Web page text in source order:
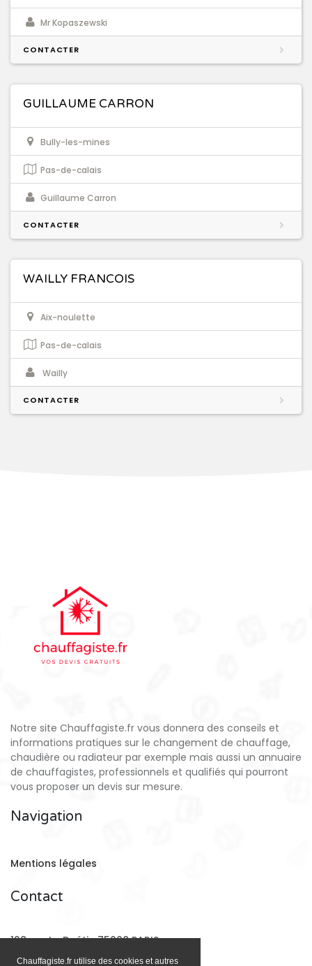
Chauffagiste.fr utilise des cookies et autres
Mr Kopaszewski
CONTACTER
GUILLAUME CARRON
Bully-les-mines
Pas-de-calais
Guillaume Carron
CONTACTER
WAILLY FRANCOIS
Aix-noulette
Pas-de-calais
Wailly
CONTACTER
Notre site Chauffagiste.fr vous donnera des conseils et
informations pratiques sur le changement de chauffage,
chaudière ou radiateur par exemple mais aussi un annuaire
de chauffagistes, professionnels et qualifiés qui pourront
vous proposer un devis sur mesure.
Navigation
Mentions légales
Contact
128 rue La Boétie 75008 PARIS